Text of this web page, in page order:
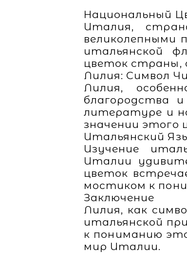
Национальный
Италия,
великолепными
итальянской
цветок страны,
Лилия: Символ
Лилия,
благородства
литературе и
значении этого
Итальянский
Изучение
Италии
цветок
мостиком к
Заключение
Лилия, как
итальянской
к пониманию
мир Италии.